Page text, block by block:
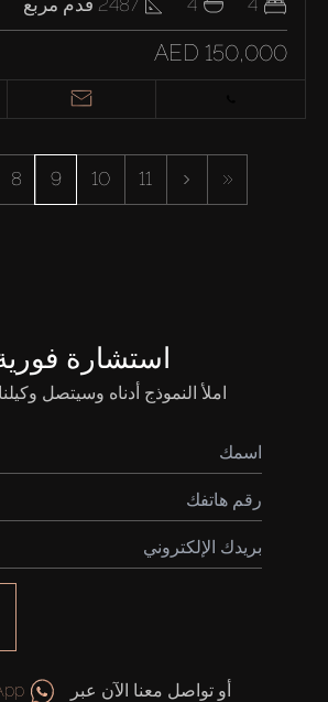
4
4
2487 قدم مربع
AED 150,000
8 9 10 11
استشارة
املأ النموذج أدناه وسيتصل
أو تواصل معنا الآن عبر